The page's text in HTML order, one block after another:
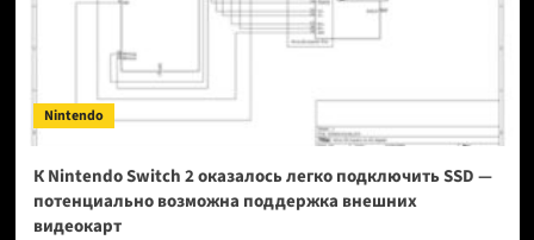
Nintendo
К Nintendo Switch 2 оказалось легко подключить SSD —
потенциально возможна поддержка внешних
видеокарт